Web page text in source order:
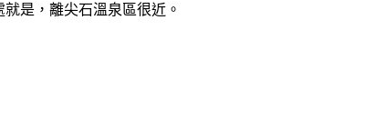
是，離尖石溫泉區很近。